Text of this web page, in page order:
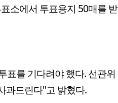
소에서 투표용지 50매를 받
표를 기다려야 했다. 선관위
과드린다"고 밝혔다.